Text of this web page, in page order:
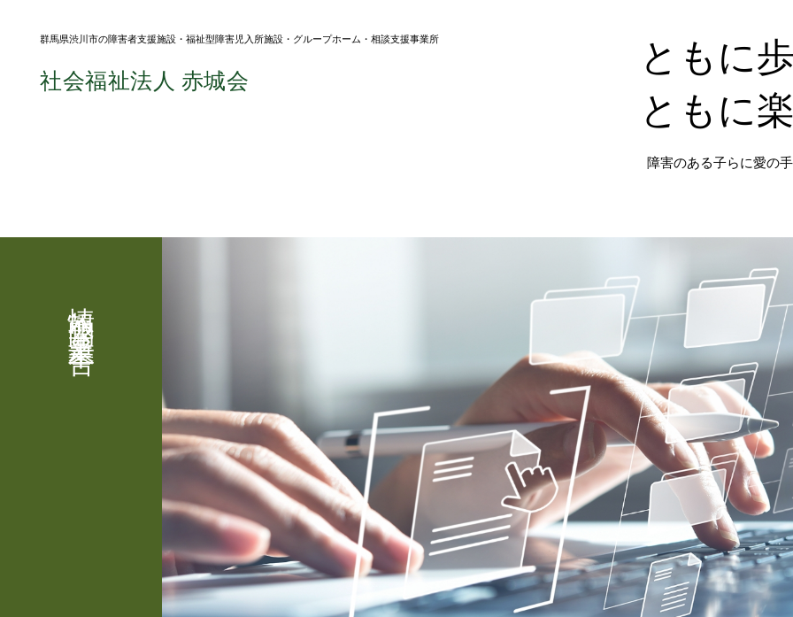
群⾺県渋川市の障害者⽀援施設・福祉型障害児⼊所施設・グループホーム・相談⽀援事業所
社会福祉法⼈ 赤城会
ともに
ともに
障害のある子らに愛の
情報公開・事業奉告